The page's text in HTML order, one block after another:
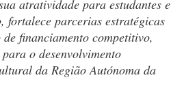
atratividade para estudantes e
fortalece parcerias estratégicas
financiamento competitivo,
o desenvolvimento
da Região Autónoma da